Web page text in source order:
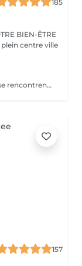
185
BIEN-ÊTRE
Bio phyto est le lieu où la science et la nature se rencontrent pour créer des produits aux qualités uniques et aux résultats exceptionnels. Le Peeling profond est un complexe botanique et acide salicylique hautement purifiant, oxygénant, coup d'éclat immédiat. Pour tous types de peau, efficace sur les pores dilatés, impuretés et imperfections, tâches pigmentaires, hyper kératinisation, excès de sébum et aux peaux affectées par le tabac. Immédiatement après le soin, la peau parait radieuse, dynamique et revitalisée. Les systèmes de défense naturels de la peau sont restaurés et renforcés contre d'autres dommages car ce soin agit fortement sur le renouvellement cellulaire.
157